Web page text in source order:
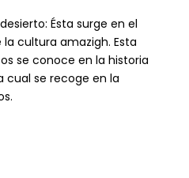
Ésta surge en el
cultura amazigh. Esta
se conoce en la historia
cual se recoge en la